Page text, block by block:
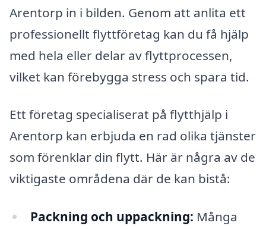
Arentorp in i bilden. Genom att anlita ett
professionellt flyttföretag kan du få hjälp
med hela eller delar av flyttprocessen,
vilket kan förebygga stress och spara tid.
Ett företag specialiserat på flytthjälp i
Arentorp kan erbjuda en rad olika tjänster
som förenklar din flytt. Här är några av de
viktigaste områdena där de kan bistå:
Packning och uppackning: Många